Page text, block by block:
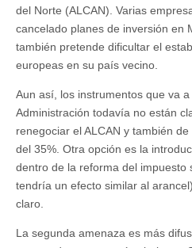
del Norte (ALCAN). Varias
cancelado planes de inversión en
también pretende dificultar el
europeas en su país vecino.
Aun así, los instrumentos que va
Administración todavía no están
renegociar el ALCAN y también
del 35%. Otra opción es la
dentro de la reforma del impuesto
tendría un efecto similar al
claro.
La segunda amenaza es más